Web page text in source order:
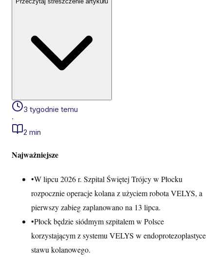
3 tygodnie temu
·
2 min
Najważniejsze
•W lipcu 2026 r. Szpital Świętej Trójcy w Płocku
rozpocznie operacje kolana z użyciem robota VELYS, a
pierwszy zabieg zaplanowano na 13 lipca.
•Płock będzie siódmym szpitalem w Polsce
korzystającym z systemu VELYS w endoprotezoplastyce
stawu kolanowego.